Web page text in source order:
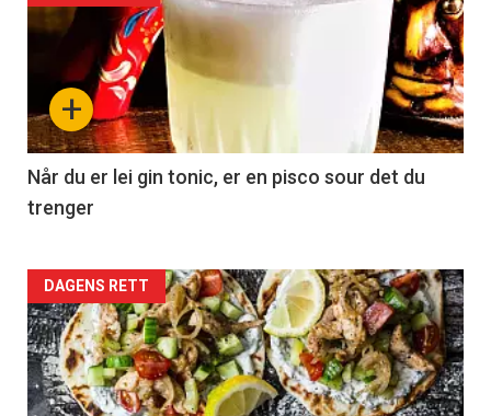
+
Når du er lei gin tonic, er en pisco sour det du
trenger
Forsiden
akkurat
nå
DAGENS RETT